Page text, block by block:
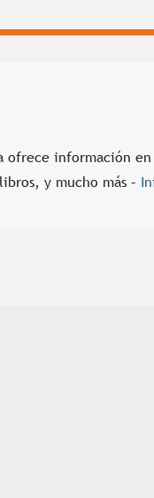
ofrece información
y mucho más –